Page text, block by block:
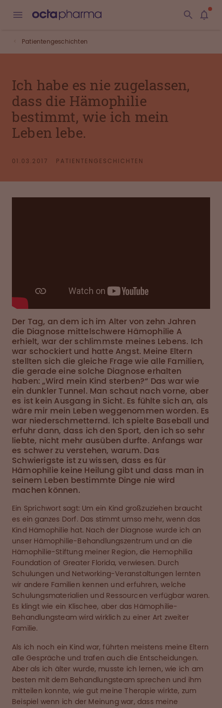
Patientengeschichten
Ich habe es nie zugelassen,
dass die Hämophilie
bestimmt, wie ich mein
Leben lebe.
01.03.2017 PATIENTENGESCHICHTEN
Der Tag, an dem ich im Alter von zehn Jahren
die Diagnose mittelschwere Hämophilie A
erhielt, war der schlimmste meines Lebens. Ich
war schockiert und hatte Angst. Meine Eltern
stellten sich die gleiche Frage wie alle Familien,
die gerade eine solche Diagnose erhalten
haben: „Wird mein Kind sterben?“ Das war wie
ein dunkler Tunnel. Man schaut nach vorne, aber
es ist kein Ausgang in Sicht. Es fühlte sich an, als
wäre mir mein Leben weggenommen worden. Es
war niederschmetternd. Ich spielte Baseball und
erfuhr dann, dass ich den Sport, den ich so sehr
liebte, nicht mehr ausüben durfte. Anfangs war
es schwer zu verstehen, warum. Das
Schwierigste ist zu wissen, dass es für
Hämophilie keine Heilung gibt und dass man in
seinem Leben bestimmte Dinge nie wird
machen können.
Ein Sprichwort sagt: Um ein Kind großzuziehen braucht
es ein ganzes Dorf. Das stimmt umso mehr, wenn das
Kind Hämophilie hat. Nach der Diagnose wurde ich an
unser Hämophilie-Behandlungszentrum und an die
Hämophilie-Stiftung meiner Region, die Hemophilia
Foundation of Greater Florida, verwiesen. Durch
Schulungen und Networking-Veranstaltungen lernten
wir andere Familien kennen und erfuhren, welche
Schulungsmaterialien und Ressourcen verfügbar waren.
Es klingt wie ein Klischee, aber das Hämophilie-
Behandlungsteam wird wirklich zu einer Art zweiter
Familie.
Als ich noch ein Kind war, führten meistens meine Eltern
alle Gespräche und trafen auch die Entscheidungen.
Aber als ich älter wurde, musste ich lernen, wie ich am
besten mit dem Behandlungsteam sprechen und ihm
mitteilen konnte, wie gut meine Therapie wirkte, zum
Beispiel wenn ich der Meinung war, dass meine